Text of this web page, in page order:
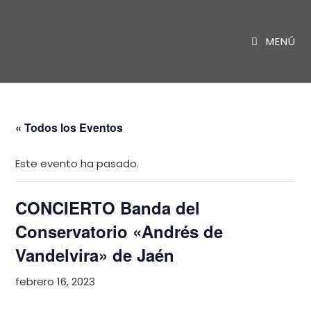
MENÚ
« Todos los Eventos
Este evento ha pasado.
CONCIERTO Banda del
Conservatorio «Andrés de
Vandelvira» de Jaén
febrero 16, 2023